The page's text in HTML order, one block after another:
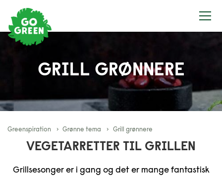
GRILL GRØNNERE
Greenspiration Grønne tema Grill grønnere
VEGETARRETTER TIL GRILLEN
Grillsesonger er i gang og det er mange fantastisk